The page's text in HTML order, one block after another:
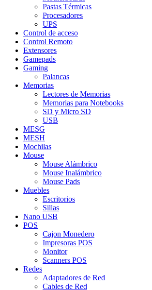
Pastas Térmicas
Procesadores
UPS
Control de acceso
Control Remoto
Extensores
Gamepads
Gaming
Palancas
Memorias
Lectores de Memorias
Memorias para Notebooks
SD y Micro SD
USB
MESG
MESH
Mochilas
Mouse
Mouse Alámbrico
Mouse Inalámbrico
Mouse Pads
Muebles
Escritorios
Sillas
Nano USB
POS
Cajon Monedero
Impresoras POS
Monitor
Scanners POS
Redes
Adaptadores de Red
Cables de Red